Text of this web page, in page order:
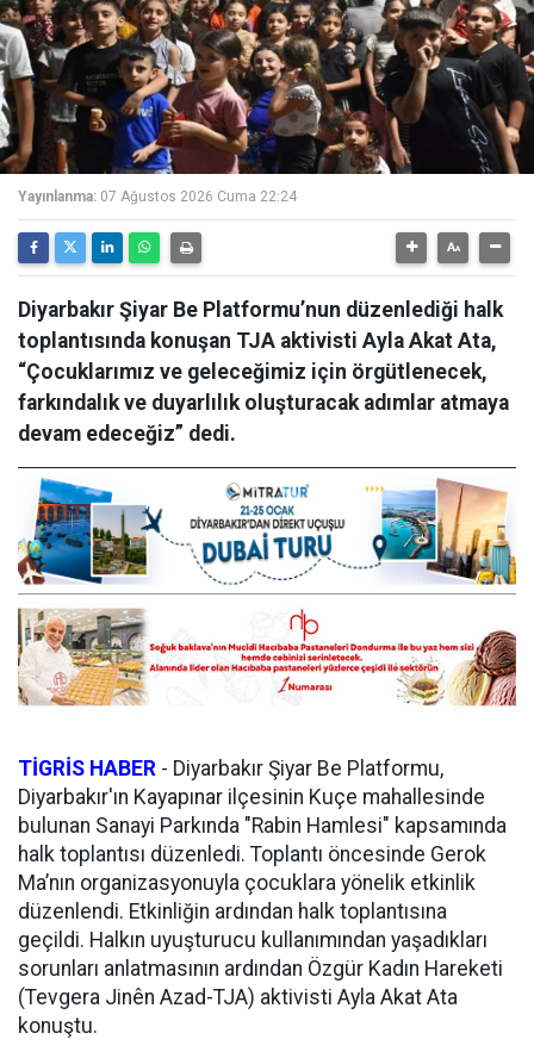
Yayınlanma: 07 Ağustos 2026 Cuma 22:24
Diyarbakır Şiyar Be Platformu’nun düzenlediği halk
toplantısında konuşan TJA aktivisti Ayla Akat Ata,
“Çocuklarımız ve geleceğimiz için örgütlenecek,
farkındalık ve duyarlılık oluşturacak adımlar atmaya
devam edeceğiz” dedi.
TİGRİS HABER - Diyarbakır Şiyar Be Platformu,
Diyarbakır'ın Kayapınar ilçesinin Kuçe mahallesinde
bulunan Sanayi Parkında "Rabin Hamlesi" kapsamında
halk toplantısı düzenledi. Toplantı öncesinde Gerok
Ma’nın organizasyonuyla çocuklara yönelik etkinlik
düzenlendi. Etkinliğin ardından halk toplantısına
geçildi. Halkın uyuşturucu kullanımından yaşadıkları
sorunları anlatmasının ardından Özgür Kadın Hareketi
(Tevgera Jinên Azad-TJA) aktivisti Ayla Akat Ata
konuştu.